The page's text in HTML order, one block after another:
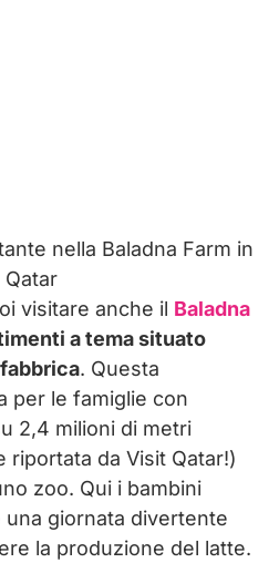
nella Baladna Farm in
Qatar
visitare anche il Baladna
a tema situato
. Questa
per le famiglie con
2,4 milioni di metri
riportata da Visit Qatar!)
zoo. Qui i bambini
giornata divertente
la produzione del latte.